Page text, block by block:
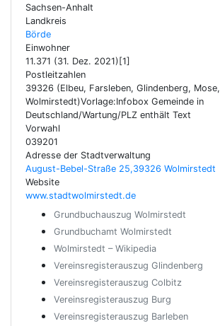
Sachsen-Anhalt
Landkreis
Börde
Einwohner
11.371 (31. Dez. 2021)[1]
Postleitzahlen
39326 (Elbeu, Farsleben, Glindenberg, Mose,
Wolmirstedt)Vorlage:Infobox Gemeinde in
Deutschland/Wartung/PLZ enthält Text
Vorwahl
039201
Adresse der Stadtverwaltung
August-Bebel-Straße 25,39326 Wolmirstedt
Website
www.stadtwolmirstedt.de
Grundbuchauszug Wolmirstedt
Grundbuchamt Wolmirstedt
Wolmirstedt – Wikipedia
Vereinsregisterauszug Glindenberg
Vereinsregisterauszug Colbitz
Vereinsregisterauszug Burg
Vereinsregisterauszug Barleben